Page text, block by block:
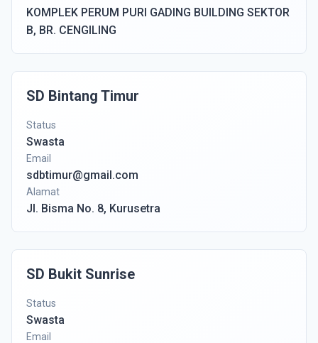
KOMPLEK PERUM PURI GADING BUILDING SEKTOR
B, BR. CENGILING
SD Bintang Timur
Status
Swasta
Email
sdbtimur@gmail.com
Alamat
Jl. Bisma No. 8, Kurusetra
SD Bukit Sunrise
Status
Swasta
Email